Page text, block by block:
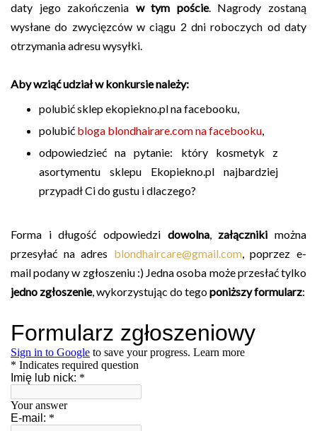
daty jego zakończenia w tym poście. Nagrody zostaną
wysłane do zwycięzców w ciągu 2 dni roboczych od daty
otrzymania adresu wysyłki.
Aby wziąć udział w konkursie należy:
polubić sklep ekopiekno.pl na facebooku,
polubić bloga blondhairare.com na facebooku,
odpowiedzieć na pytanie: który kosmetyk z
asortymentu sklepu Ekopiekno.pl najbardziej
przypadł Ci do gustu i dlaczego?
Forma i długość odpowiedzi dowolna, załączniki można
przesyłać na adres blondhaircare@gmail.com, poprzez e-
mail podany w zgłoszeniu :) Jedna osoba może przesłać tylko
jedno zgłoszenie, wykorzystując do tegoponiższy formularz: